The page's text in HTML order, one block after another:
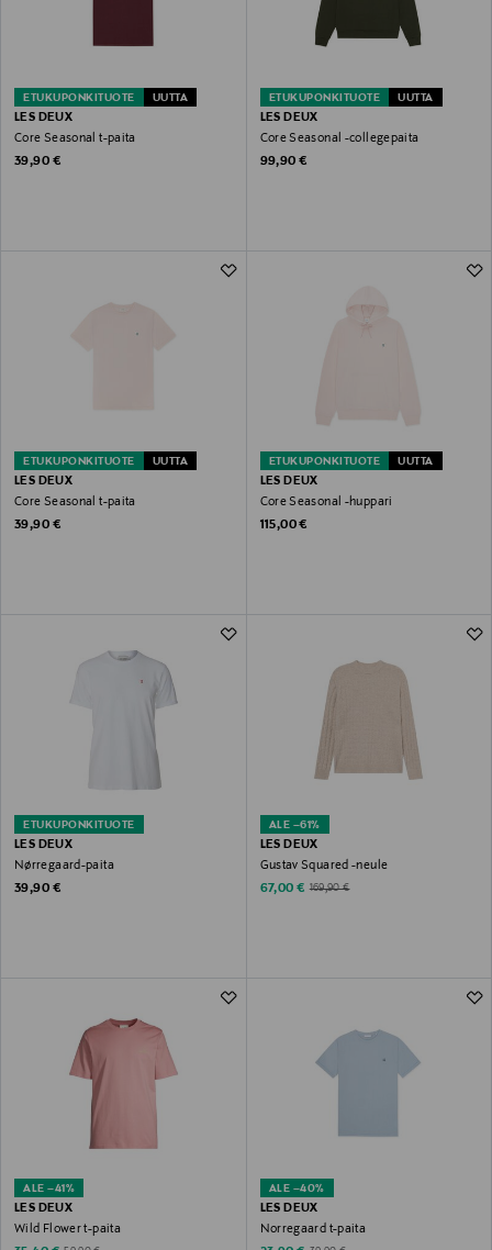
ETUKUPONKITUOTE UUTTA
LES DEUX
Core Seasonal t-paita
Original Price
39,90 €
ETUKUPONKITUOTE UUTTA
LES DEUX
Core Seasonal -collegepaita
Original Price
99,90 €
ETUKUPONKITUOTE UUTTA
LES DEUX
Core Seasonal t-paita
Original Price
39,90 €
ETUKUPONKITUOTE UUTTA
LES DEUX
Core Seasonal -huppari
Original Price
115,00 €
ETUKUPONKITUOTE
LES DEUX
Nørregaard-paita
Original Price
39,90 €
ALE –61%
LES DEUX
Gustav Squared -neule
Discounted Price
67,00 € Original Price
169,90 €
ALE –41%
LES DEUX
Wild Flower t-paita
ALE –40%
LES DEUX
Norregaard t-paita